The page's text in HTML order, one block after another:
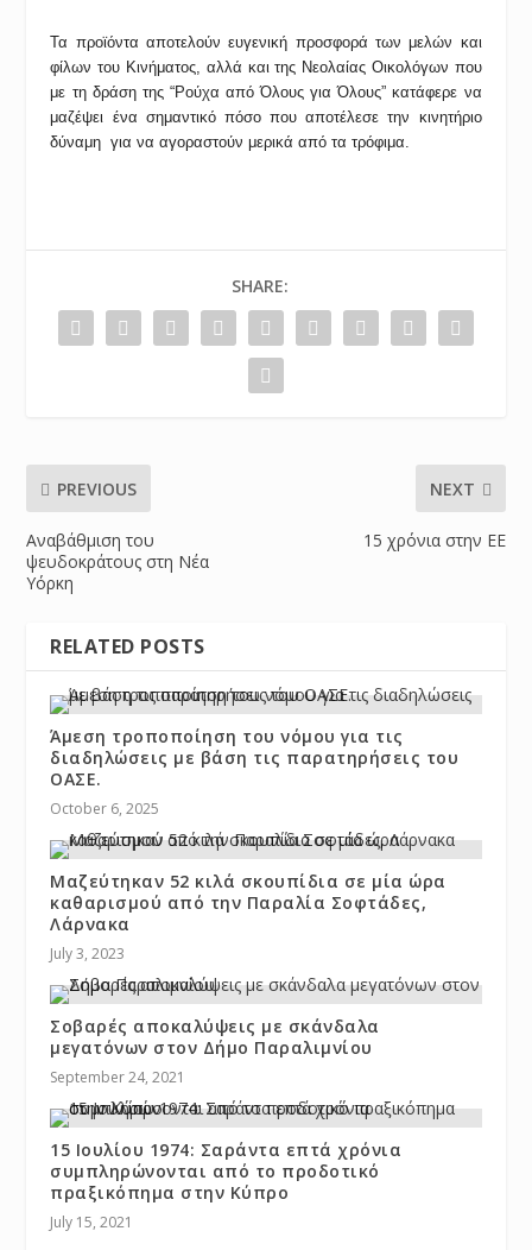
Τα προϊόντα αποτελούν ευγενική προσφορά των μελών και
φίλων του Κινήματος, αλλά και της Νεολαίας Οικολόγων που
με τη δράση της “Ρούχα από Όλους για Όλους” κατάφερε να
μαζέψει ένα σημαντικό πόσο που αποτέλεσε την κινητήριο
δύναμη για να αγοραστούν μερικά από τα τρόφιμα.
SHARE:
PREVIOUS
Αναβάθμιση του
ψευδοκράτους στη Νέα
Υόρκη
NEXT
15 χρόνια στην ΕΕ
RELATED POSTS
Άμεση τροποποίηση του νόμου για τις
διαδηλώσεις με βάση τις παρατηρήσεις του
ΟΑΣΕ.
October 6, 2025
Μαζεύτηκαν 52 κιλά σκουπίδια σε μία ώρα
καθαρισμού από την Παραλία Σοφτάδες,
Λάρνακα
July 3, 2023
Σοβαρές αποκαλύψεις με σκάνδαλα
μεγατόνων στον Δήμο Παραλιμνίου
September 24, 2021
15 Ιουλίου 1974: Σαράντα επτά χρόνια
συμπληρώνονται από το προδοτικό
πραξικόπημα στην Κύπρο
July 15, 2021